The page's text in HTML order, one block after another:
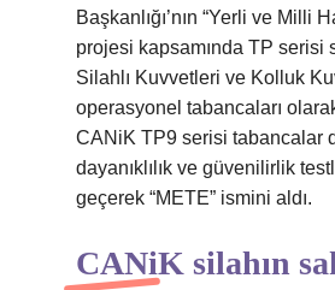
Başkanlığı’nın “Yerli ve Milli
projesi kapsamında TP serisi
Silahlı Kuvvetleri ve Kolluk
operasyonel tabancaları
CANiK TP9 serisi tabancalar
dayanıklılık ve güvenilirlik
geçerek “METE” ismini aldı.
CANiK silahın